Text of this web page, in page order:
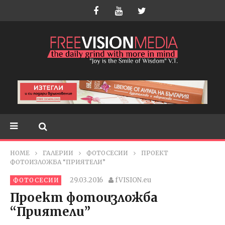
HOME ГАЛЕРИИ ФОТОСЕСИИ
ПРОЕКТ
ФОТОИЗЛОЖБА “ПРИЯТЕЛИ”
ФОТОСЕСИИ 29.03.2016 fVISION.eu
Проект фотоизложба
“Приятели”